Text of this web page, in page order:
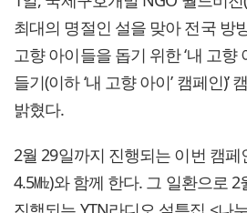
최대의 명절인 설을 맞아 전국 방
고향 아이들을 돕기 위한 ‘내 고
들기(이하 ‘내 고향 아이’ 캠페인)’
밝혔다.
2월 29일까지 진행되는 이번 캠페
4.5㎒)와 함께 한다. 그 일환으로 2